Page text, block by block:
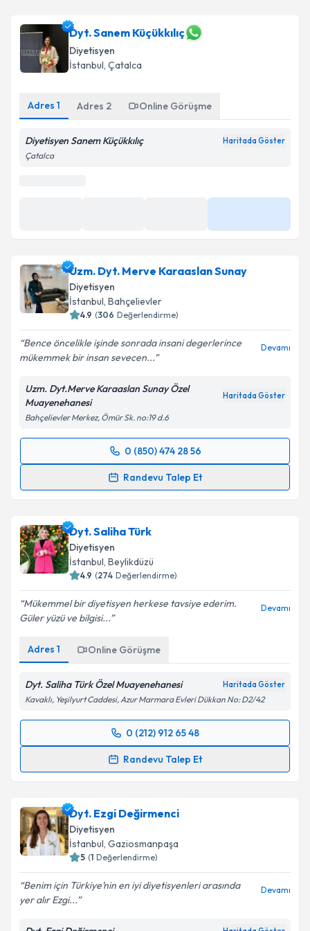
Dyt. Sanem Küçükkılıç
Diyetisyen
İstanbul, Çatalca
Adres 1 Adres 2 Online Görüşme
Diyetisyen Sanem Küçükkılıç Haritada Göster
Çatalca
Uzm. Dyt. Merve Karaaslan Sunay
Diyetisyen
İstanbul, Bahçelievler
4.9 (306 Değerlendirme)
Bence öncelikle işinde sonrada insani degerlerince
mükemmek bir insan sevecen...
Devamı
Uzm. Dyt.Merve Karaaslan Sunay Özel
Muayenehanesi
Haritada Göster
Bahçelievler Merkez, Ömür Sk. no:19 d.6
0 (850) 474 28 56
Randevu Talep Et
Randevu Takvimi Talebi
takvimi talebi oluşturun. Size bu uzmandan randevu
almanız için bir takvim hazırlandığında e-posta ile
bilgilendireceğiz.
E-posta Adresiniz
Metni'ni okudum ve kişisel verilerimin belirtilen
Dyt. Saliha Türk
Diyetisyen
İstanbul, Beylikdüzü
4.9 (274 Değerlendirme)
Mükemmel bir diyetisyen herkese tavsiye ederim.
Güler yüzü ve bilgisi...
Devamı
Adres 1 Online Görüşme
Dyt. Saliha Türk Özel Muayenehanesi Haritada Göster
Kavaklı, Yeşilyurt Caddesi, Azur Marmara Evleri Dükkan No: D2/42
0 (212) 912 65 48
Randevu Talep Et
Randevu Takvimi Talebi
Size bu uzmandan randevu almanız için bir takvim
hazırlandığında e-posta ile bilgilendireceğiz.
E-posta Adresiniz
Dyt. Ezgi Değirmenci
Diyetisyen
İstanbul, Gaziosmanpaşa
5 (1 Değerlendirme)
Benim için Türkiye’nin en iyi diyetisyenleri arasında
yer alır Ezgi...
Devamı